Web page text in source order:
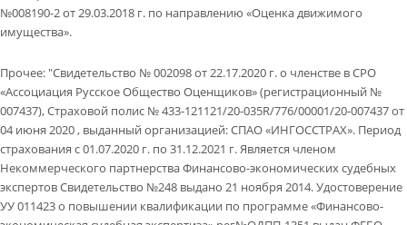
№008190-2 от 29.03.2018 г. по направлению «Оценка движимого
имущества».
Прочее: "Свидетельство № 002098 от 22.17.2020 г. о членстве в СРО
«Ассоциация Русское Общество Оценщиков» (регистрационный №
007437), Страховой полис № 433-121121/20-035R/776/00001/20-007437 от
04 июня 2020 , выданный организацией: СПАО «ИНГОССТРАХ». Период
страхования с 01.07.2020 г. по 31.12.2021 г. Является членом
Некоммерческого партнерства Финансово-экономических судебных
экспертов Свидетельство №248 выдано 21 ноября 2014. Удостоверение
УУ 011423 о повышении квалификации по программе «Финансово-